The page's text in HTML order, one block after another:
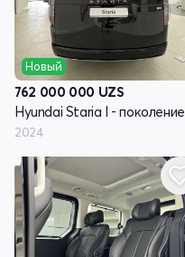
Новый
762 000 000 UZS
Hyundai Staria I - поколение
2024